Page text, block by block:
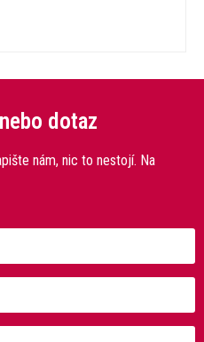
dotaz
nám, nic to nestojí. Na